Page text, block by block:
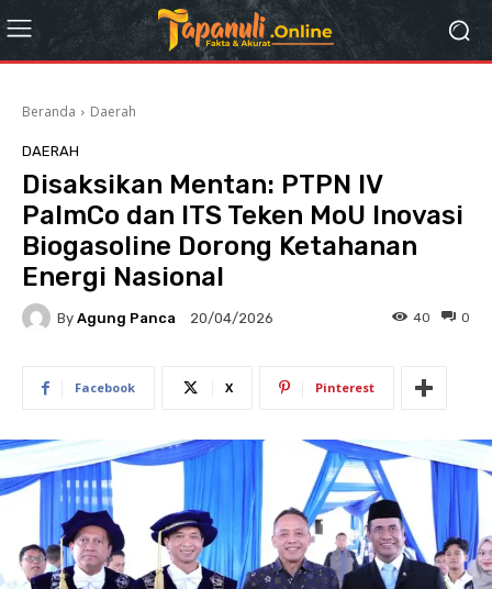
Beranda Daerah
DAERAH
Disaksikan Mentan: PTPN IV
PalmCo dan ITS Teken MoU Inovasi
Biogasoline Dorong Ketahanan
Energi Nasional
By Agung Panca 20/04/2026 0
40
Facebook X Pinterest